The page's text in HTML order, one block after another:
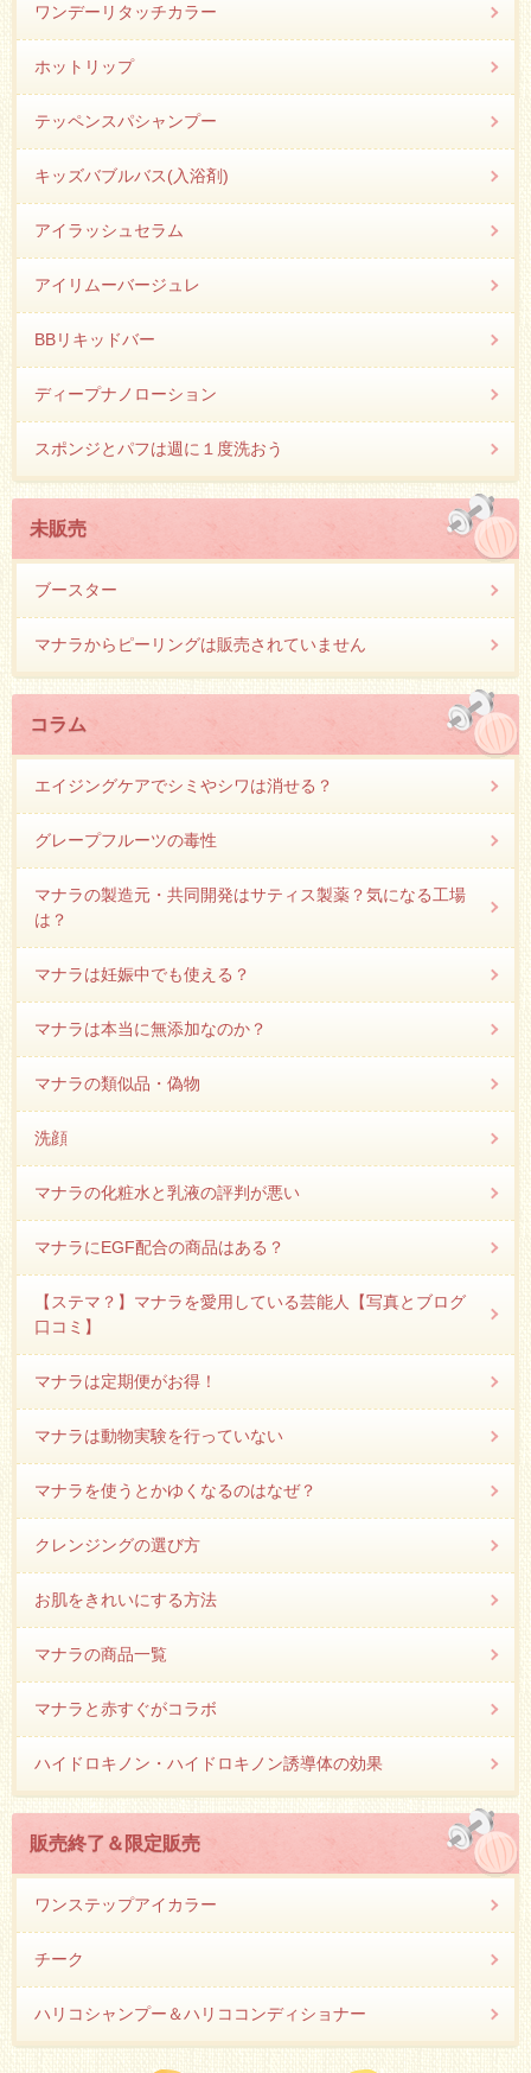
ワンデーリタッチカラー
ホットリップ
テッペンスパシャンプー
キッズバブルバス(入浴剤)
アイラッシュセラム
アイリムーバージュレ
BBリキッドバー
ディープナノローション
スポンジとパフは週に１度洗おう
未販売
ブースター
マナラからピーリングは販売されていません
コラム
エイジングケアでシミやシワは消せる？
グレープフルーツの毒性
マナラの製造元・共同開発はサティス製薬？気になる工場
は？
マナラは妊娠中でも使える？
マナラは本当に無添加なのか？
マナラの類似品・偽物
洗顔
マナラの化粧水と乳液の評判が悪い
マナラにEGF配合の商品はある？
【ステマ？】マナラを愛用している芸能人【写真とブログ
口コミ】
マナラは定期便がお得！
マナラは動物実験を行っていない
マナラを使うとかゆくなるのはなぜ？
クレンジングの選び方
お肌をきれいにする方法
マナラの商品一覧
マナラと赤すぐがコラボ
ハイドロキノン・ハイドロキノン誘導体の効果
販売終了＆限定販売
ワンステップアイカラー
チーク
ハリコシャンプー＆ハリココンディショナー